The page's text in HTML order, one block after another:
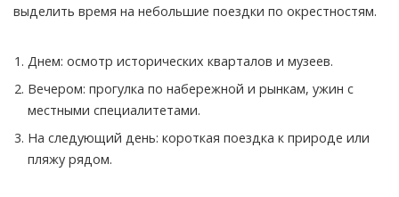
выделить время на небольшие поездки по окрестностям.
Днем: осмотр исторических кварталов и музеев.
Вечером: прогулка по набережной и рынкам, ужин с
местными специалитетами.
На следующий день: короткая поездка к природе или
пляжу рядом.